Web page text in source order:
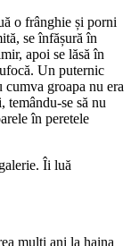
o frânghie și porni
se înfășură în
apoi se lăsă în
Un puternic
groapa nu era
temându-se să nu
în peretele
Îi luă
mulți ani la haina